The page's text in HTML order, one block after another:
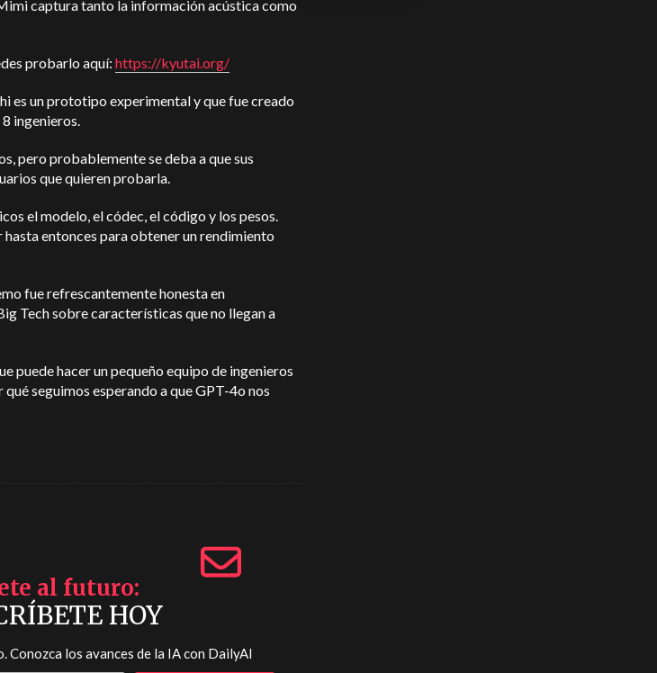
captura tanto la información acústica como
probarlo aquí: https://kyutai.org/
es un prototipo experimental y que fue creado
ingenieros.
pero probablemente se deba a que sus
que quieren probarla.
el modelo, el códec, el código y los pesos.
hasta entonces para obtener un rendimiento
fue refrescantemente honesta en
Tech sobre características que no llegan a
puede hacer un pequeño equipo de ingenieros
seguimos esperando a que GPT-4o nos
al futuro
HOY
Conozca los avances de la IA con DailyAI